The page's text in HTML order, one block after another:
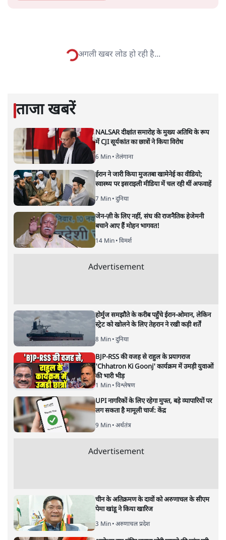
संस्कृति और भाषा पर उनकी दृष्टि गहरी और साफ़ है। उनकी शैली—
सरल भाषा में जटिल प्रश्नों को खोलने की—उन्हें आज के
नतीजों पर परदे डालता घोषणा प्रधान
बजट!
अर्थतंत्र| अनन्त मित्तल| 1 FEB, 2026
अनन्त मित्तल
यह बजट नीतिगत नतीजों से ज़्यादा घोषणाओं पर टिका क्यों दिखता
है? आंकड़ों, ज़मीनी हकीकत और वादों के बीच घोषणा-प्रधान बजट
की आलोचनात्मक पड़ताल।
केंद्रीय वित्तमंत्री निर्मला सीतारमण द्वारासंसद में प्रस्तुत साल
2026—27 का केंद्रीय बजट बीजेपी और प्रधानमंत्री नरेंद्र मोदी
द्वारा साल 2014 में जारी घोषणा पत्र की तरह वायदों का पुलिंदा
है। बजट में अधिकांश योजनाओं का साल—दो साल में तो
दुर्लभ खनिज गलियारे से लेकर नए जलमार्गों के विकास तक
मेडिकल सेवाओं के लिए प्रशिक्षण सुविधाओं की स्थापना अथवा
विस्तार एवं क्लाउड कंप्यूटिंग नेटवर्क के विस्तार के लिए स्वदेशी
डेटा सेंटरों की स्थापना संबंधी घोषणाओं के लागू होने में लंबा समय